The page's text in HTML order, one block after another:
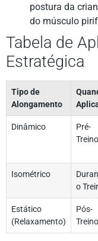
postura da
do músculo
Tabela de
Estratégica
Tipo de
Alongamento
Dinâmico
Pré-
Treino
Isométrico
o
Estático
(Relaxamento)
Pós-
Treino